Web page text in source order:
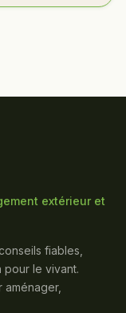
extérieur et
fiables,
pour le vivant.